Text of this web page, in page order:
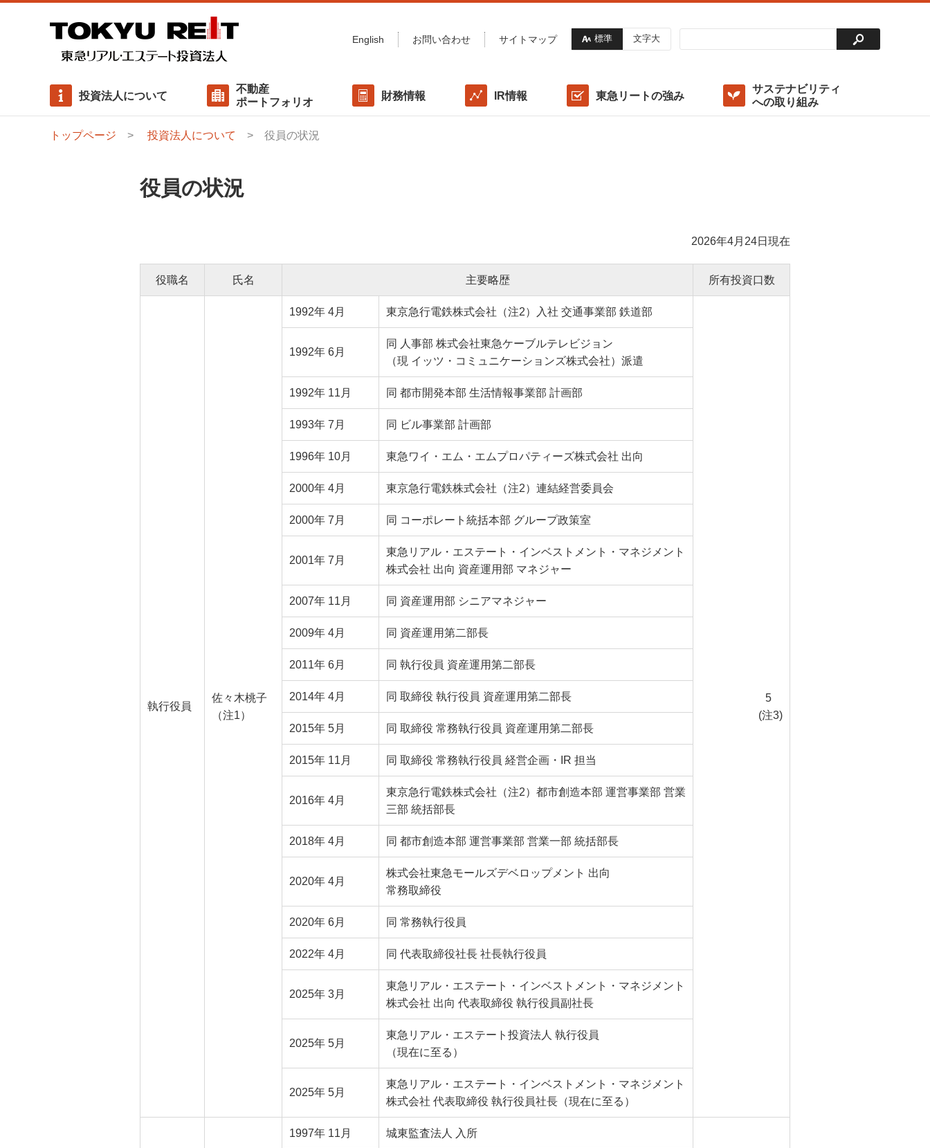
English お問い合わせ サイトマップ 標準 文字大
投資法人について
執行役員ご挨拶
不動産
ポートフォリオ
物件一覧
財務情報
有利子負債一覧
IR情報
ニュースリリース
東急リートの強み
基本方針
サステナビリティ
への取り組み
サステナビリティに対する考え方
社会（Social）/ 社会配慮への取り組み
グリーンファイナンス
サステナビリティレポート / GRIスタンダード対照表
トップページ 投資法人について 役員の状況
役員の状況
2026年4月24日現在
役職名 氏名 主要略歴 所有投資口数
執行役員
佐々木桃子
（注1）
1992年 4月 東京急行電鉄株式会社 （注2） 入社 交通事業部 鉄道部
5
(注3)
1992年 6月
同 人事部 株式会社東急ケーブルテレビジョン
（現 イッツ・コミュニケーションズ株式会社）派遣
1992年 11月 同 都市開発本部 生活情報事業部 計画部
1993年 7月 同 ビル事業部 計画部
1996年 10月 東急ワイ・エム・エムプロパティーズ株式会社 出向
2000年 4月 東京急行電鉄株式会社 （注2） 連結経営委員会
2000年 7月 同 コーポレート統括本部 グループ政策室
2001年 7月
東急リアル・エステート・インベストメント・マネジメント
株式会社 出向 資産運用部 マネジャー
2007年 11月 同 資産運用部 シニアマネジャー
2009年 4月 同 資産運用第二部長
2011年 6月 同 執行役員 資産運用第二部長
2014年 4月 同 取締役 執行役員 資産運用第二部長
2015年 5月 同 取締役 常務執行役員 資産運用第二部長
2015年 11月 同 取締役 常務執行役員 経営企画・IR 担当
2016年 4月
東京急行電鉄株式会社 （注2） 都市創造本部 運営事業部 営業
三部 統括部長
2018年 4月 同 都市創造本部 運営事業部 営業一部 統括部長
2020年 4月
株式会社東急モールズデベロップメント 出向
常務取締役
2020年 6月 同 常務執行役員
2022年 4月 同 代表取締役社長 社長執行役員
2025年 3月
東急リアル・エステート・インベストメント・マネジメント
株式会社 出向 代表取締役 執行役員副社長
2025年 5月
東急リアル・エステート投資法人 執行役員
（現在に至る）
2025年 5月
東急リアル・エステート・インベストメント・マネジメント
株式会社 代表取締役 執行役員社長 （現在に至る）
1997年 11月 城東監査法人 入所